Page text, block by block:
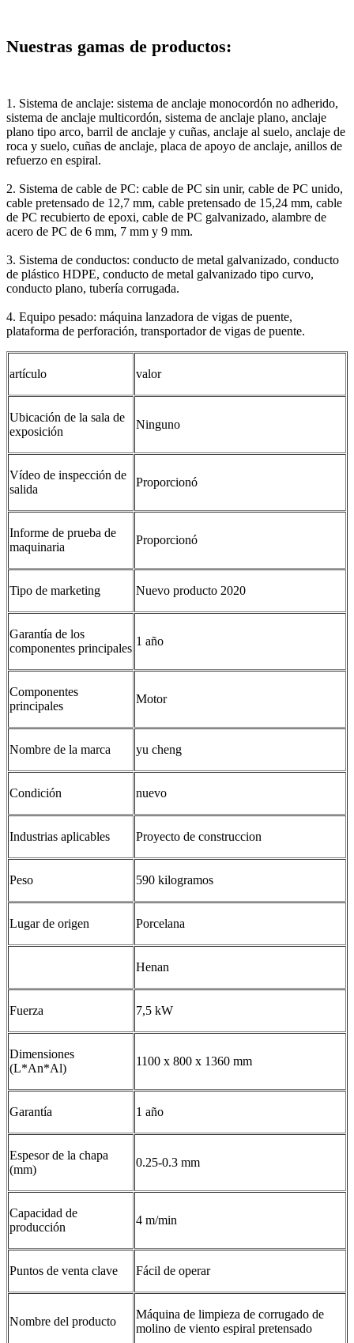
Nuestras gamas de productos:
1. Sistema de anclaje: sistema de anclaje monocordón no adherido,
sistema de anclaje multicordón, sistema de anclaje plano, anclaje
plano tipo arco, barril de anclaje y cuñas, anclaje al suelo, anclaje de
roca y suelo, cuñas de anclaje, placa de apoyo de anclaje, anillos de
refuerzo en espiral.
2. Sistema de cable de PC: cable de PC sin unir, cable de PC unido,
cable pretensado de 12,7 mm, cable pretensado de 15,24 mm, cable
de PC recubierto de epoxi, cable de PC galvanizado, alambre de
acero de PC de 6 mm, 7 mm y 9 mm.
3. Sistema de conductos: conducto de metal galvanizado, conducto
de plástico HDPE, conducto de metal galvanizado tipo curvo,
conducto plano, tubería corrugada.
4. Equipo pesado: máquina lanzadora de vigas de puente,
plataforma de perforación, transportador de vigas de puente.
artículo valor
Ubicación de la sala de
exposición
Ninguno
Vídeo de inspección de
salida
Proporcionó
Informe de prueba de
maquinaria
Proporcionó
Tipo de marketing Nuevo producto 2020
Garantía de los
componentes principales
1 año
Componentes
principales
Motor
Nombre de la marca yu cheng
Condición nuevo
Industrias aplicables Proyecto de construccion
Peso 590 kilogramos
Lugar de origen Porcelana
Henan
Fuerza 7,5 kW
Dimensiones
(L*An*Al)
1100 x 800 x 1360 mm
Garantía 1 año
Espesor de la chapa
(mm)
0.25-0.3 mm
Capacidad de
producción
4 m/min
Puntos de venta clave Fácil de operar
Nombre del producto
Máquina de limpieza de corrugado de
molino de viento espiral pretensado